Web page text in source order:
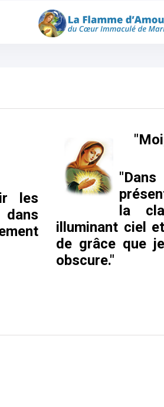
les
la
illuminant ciel
de grâce que
obscure."